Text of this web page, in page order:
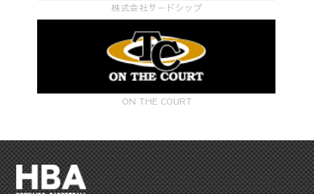
株式会社サードシップ
ON THE COURT